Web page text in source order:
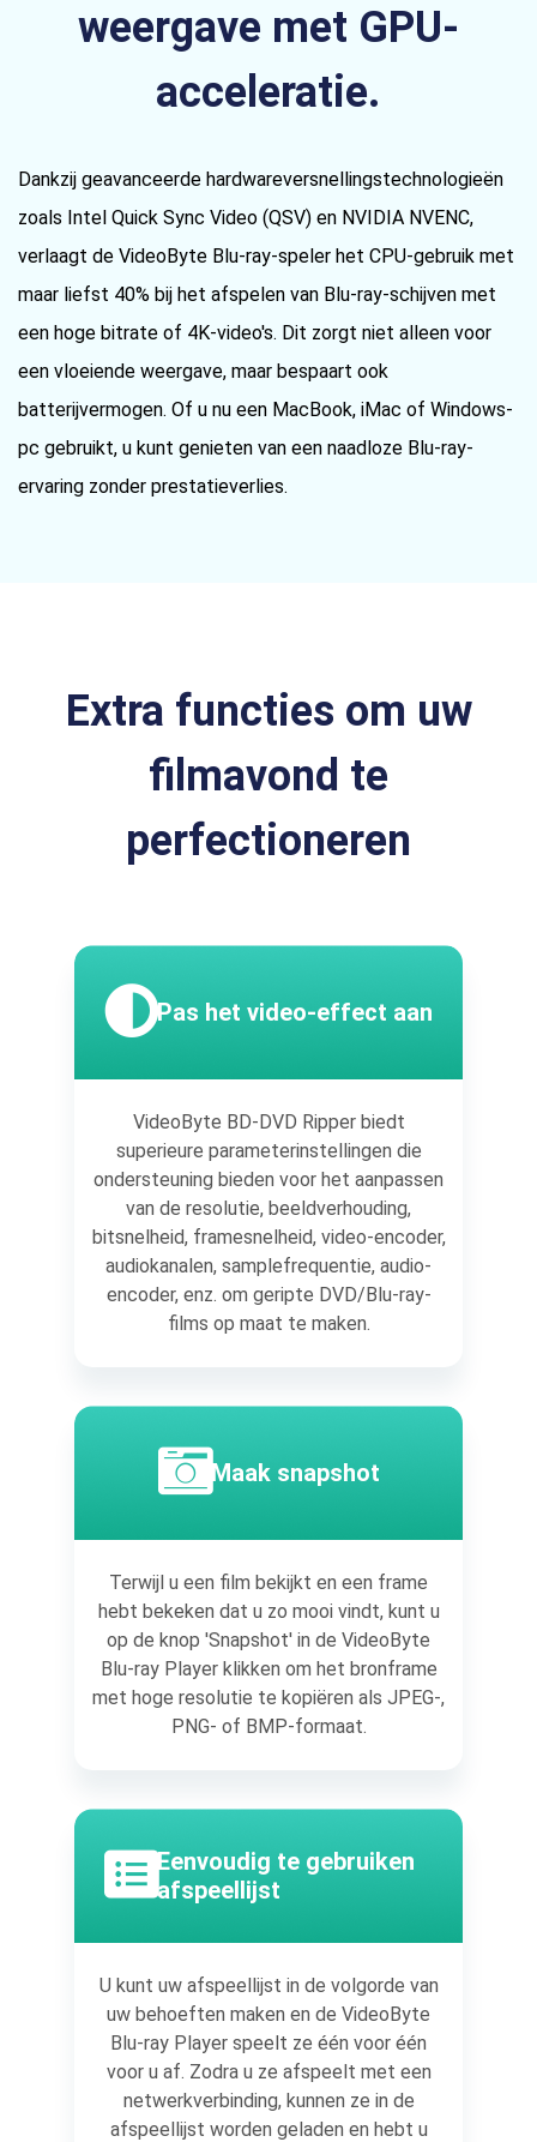
weergave met GPU-
acceleratie.
Dankzij geavanceerde hardwareversnellingstechnologieën
zoals Intel Quick Sync Video (QSV) en NVIDIA NVENC,
verlaagt de VideoByte Blu-ray-speler het CPU-gebruik met
maar liefst 40% bij het afspelen van Blu-ray-schijven met
een hoge bitrate of 4K-video's. Dit zorgt niet alleen voor
een vloeiende weergave, maar bespaart ook
batterijvermogen. Of u nu een MacBook, iMac of Windows-
pc gebruikt, u kunt genieten van een naadloze Blu-ray-
ervaring zonder prestatieverlies.
Extra functies om uw
filmavond te
perfectioneren
Pas het video-effect aan
VideoByte BD-DVD Ripper biedt
superieure parameterinstellingen die
ondersteuning bieden voor het aanpassen
van de resolutie, beeldverhouding,
bitsnelheid, framesnelheid, video-encoder,
audiokanalen, samplefrequentie, audio-
encoder, enz. om geripte DVD/Blu-ray-
films op maat te maken.
Maak snapshot
Terwijl u een film bekijkt en een frame
hebt bekeken dat u zo mooi vindt, kunt u
op de knop 'Snapshot' in de VideoByte
Blu-ray Player klikken om het bronframe
met hoge resolutie te kopiëren als JPEG-,
PNG- of BMP-formaat.
Eenvoudig te gebruiken
afspeellijst
U kunt uw afspeellijst in de volgorde van
uw behoeften maken en de VideoByte
Blu-ray Player speelt ze één voor één
voor u af. Zodra u ze afspeelt met een
netwerkverbinding, kunnen ze in de
afspeellijst worden geladen en hebt u